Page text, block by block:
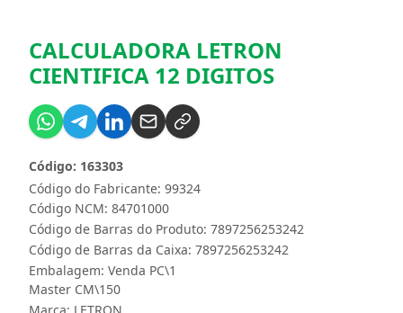
CALCULADORA LETRON
CIENTIFICA 12 DIGITOS
Código do Fabricante: 99324
Código: 163303
Código NCM: 84701000
Código de Barras do Produto: 7897256253242
Código de Barras da Caixa: 7897256253242
Embalagem: Venda PC\1
Master CM\150